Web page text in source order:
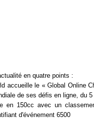
en quatre points :
accueille le « Global Online
de ses défis en ligne, du
en 150cc avec un
d'événement 6500